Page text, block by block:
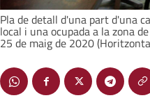
Pla de detall d'una part d'una
local i una ocupada a la zona
25 de maig de 2020